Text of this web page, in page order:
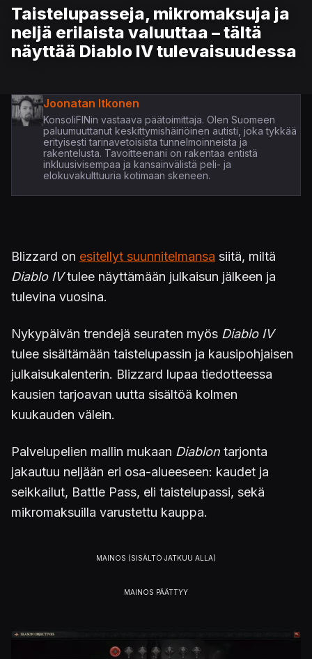
Taistelupasseja, mikromaksuja ja
neljä erilaista valuuttaa – tältä
näyttää Diablo IV tulevaisuudessa
Joonatan Itkonen
KonsoliFINin vastaava päätoimittaja. Olen Suomeen
paluumuuttanut keskittymishäiriöinen autisti, joka tykkää
erityisesti tarinavetoisista tunnelmoinneista ja
rakentelusta. Tavoitteenani on rakentaa entistä
inkluusivisempaa ja kansainvälistä peli- ja
elokuvakulttuuria kotimaan skeneen.
Blizzard on esitellyt suunnitelmansa siitä, miltä
Diablo IVtulee näyttämään julkaisun jälkeen ja
tulevina vuosina.
Nykypäivän trendejä seuraten myös Diablo IV
tulee sisältämään taistelupassin ja kausipohjaisen
julkaisukalenterin. Blizzard lupaa tiedotteessa
kausien tarjoavan uutta sisältöä kolmen
kuukauden välein.
Palvelupelien mallin mukaan Diablon tarjonta
jakautuu neljään eri osa-alueeseen: kaudet ja
seikkailut, Battle Pass, eli taistelupassi, sekä
mikromaksuilla varustettu kauppa.
Kuva